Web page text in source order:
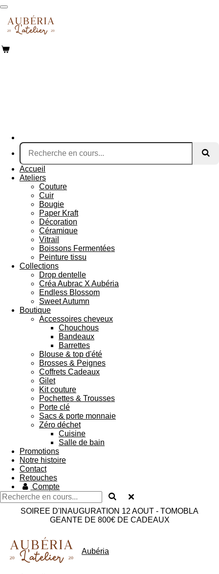
Passer
au
contenu
principal
Accueil
Ateliers
Couture
Cuir
Bougie
Paper Kraft
Décoration
Céramique
Vitrail
Boissons Fermentées
Peinture tissu
Collections
Drop dentelle
Créa Aubrac X Aubéria
Endless Blossom
Sweet Autumn
Boutique
Accessoires cheveux
Chouchous
Bandeaux
Barrettes
Blouse & top d'été
Brosses & Peignes
Coffrets Cadeaux
Gilet
Kit couture
Pochettes & Trousses
Porte clé
Sacs & porte monnaie
Zéro déchet
Cuisine
Salle de bain
Promotions
Notre histoire
Contact
Retouches
Compte
SOIREE D'INAUGURATION 12 AOUT - TOMOBLA
GEANTE DE 800€ DE CADEAUX
Aubéria